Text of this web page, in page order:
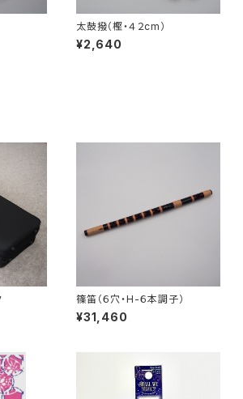
太鼓撥（樫・４２cm）
¥2,640
篠笛（６穴・H-６本調子）
¥31,460